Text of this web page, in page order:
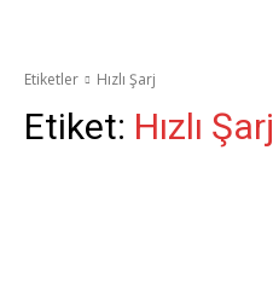
Etiketler Hızlı Şarj
Etiket: Hızlı Şarj